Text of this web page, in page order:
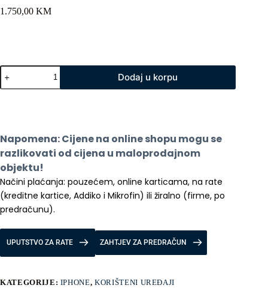
1.750,00 KM
Apple
iPhone
15
Black,
baterija
86%
količina
Dodaj u korpu
Napomena: Cijene na online shopu mogu se
razlikovati od cijena u maloprodajnom
objektu!
Načini plaćanja: pouzećem, online karticama, na rate
(kreditne kartice, Addiko i Mikrofin) ili žiralno (firme, po
predračunu).
UPUTSTVO ZA RATE ZAHTJEV ZA PREDRAČUN
KATEGORIJE: IPHONE,KORIŠTENI UREĐAJI